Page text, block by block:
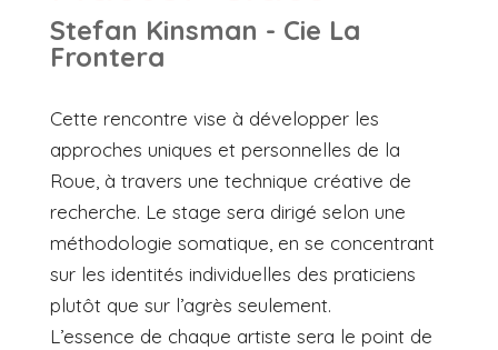
Stefan Kinsman - Cie La
Frontera
Cette rencontre vise à développer les
approches uniques et personnelles de la
Roue, à travers une technique créative de
recherche. Le stage sera dirigé selon une
méthodologie somatique, en se concentrant
sur les identités individuelles des praticiens
plutôt que sur l’agrès seulement.
L’essence de chaque artiste sera le point de